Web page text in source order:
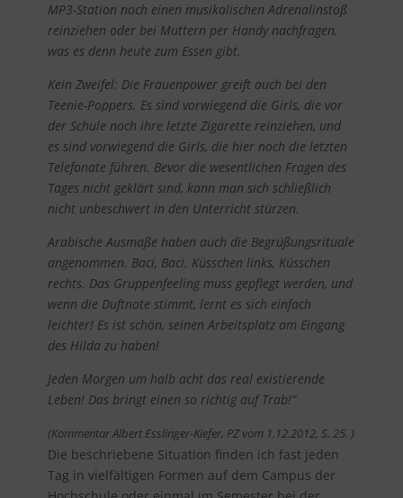
MP3-Station noch einen musikalischen Adrenalinstoß
reinziehen oder bei Muttern per Handy nachfragen,
was es denn heute zum Essen gibt.
Kein Zweifel: Die Frauenpower greift auch bei den
Teenie-Poppers. Es sind vorwiegend die Girls, die vor
der Schule noch ihre letzte Zigarette reinziehen, und
es sind vorwiegend die Girls, die hier noch die letzten
Telefonate führen. Bevor die wesentlichen Fragen des
Tages nicht geklärt sind, kann man sich schließlich
nicht unbeschwert in den Unterricht stürzen.
Arabische Ausmaße haben auch die Begrüßungsrituale
angenommen. Baci, Baci. Küsschen links, Küsschen
rechts. Das Gruppenfeeling muss gepflegt werden, und
wenn die Duftnote stimmt, lernt es sich einfach
leichter! Es ist schön, seinen Arbeitsplatz am Eingang
des Hilda zu haben!
Jeden Morgen um halb acht das real existierende
Leben! Das bringt einen so richtig auf Trab!“
(Kommentar Albert Esslinger-Kiefer, PZ vom 1.12.2012, S. 25. )
Die beschriebene Situation finden ich fast jeden
Tag in vielfältigen Formen auf dem Campus der